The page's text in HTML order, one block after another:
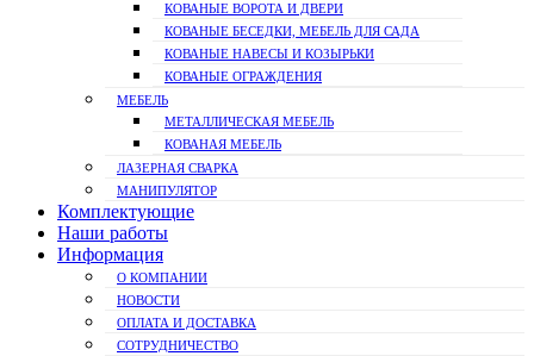
КОВАНЫЕ ВОРОТА И ДВЕРИ
КОВАНЫЕ БЕСЕДКИ, МЕБЕЛЬ ДЛЯ САДА
КОВАНЫЕ НАВЕСЫ И КОЗЫРЬКИ
КОВАНЫЕ ОГРАЖДЕНИЯ
МЕБЕЛЬ
МЕТАЛЛИЧЕСКАЯ МЕБЕЛЬ
КОВАНАЯ МЕБЕЛЬ
ЛАЗЕРНАЯ СВАРКА
МАНИПУЛЯТОР
Комплектующие
Наши работы
Информация
О КОМПАНИИ
НОВОСТИ
ОПЛАТА И ДОСТАВКА
СОТРУДНИЧЕСТВО